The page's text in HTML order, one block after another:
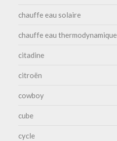
chauffe eau solaire
chauffe eau thermodynamique
citadine
citroën
cowboy
cube
cycle